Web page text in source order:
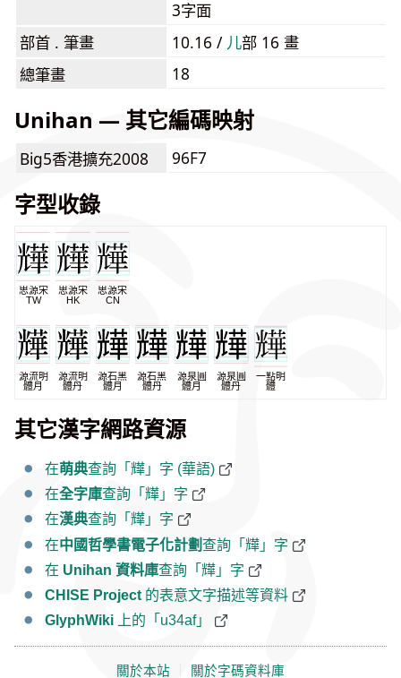
3字面
部首 . 筆畫
10.16 / ⼉部 16 畫
總筆畫
18
Unihan — 其它編碼映射
Big5香港擴充2008 96F7
字型收錄
思源宋
TW
思源宋
HK
思源宋
CN
源流明
體月
源流明
體丹
源石黑
體月
源石黑
體丹
源泉圓
體月
源泉圓
體丹
一點明
體
其它漢字網路資源
在萌典查詢「㒯」字 (華語)
在全字庫查詢「㒯」字
在漢典查詢「㒯」字
在中國哲學書電子化計劃查詢「㒯」字
在 Unihan 資料庫查詢「㒯」字
CHISE Project 的表意文字描述等資料
GlyphWiki 上的「u34af」
關於本站 關於字碼資料庫